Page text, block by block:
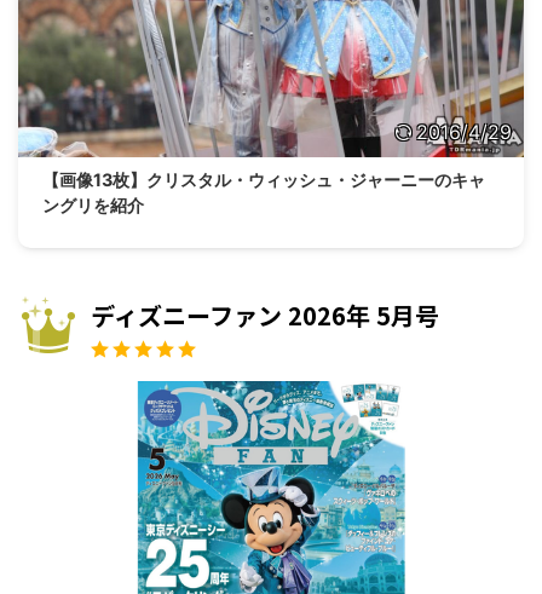
2016/4/29
【画像13枚】クリスタル・ウィッシュ・ジャーニーのキャ
ングリを紹介
ディズニーファン 2026年 5月号